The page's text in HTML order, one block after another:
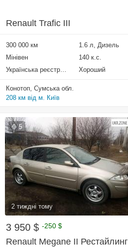
Renault Trafic III
300 000 км 1.6 л, Дизель
Мінівен
140 к.с.
Українська реєстрація
Хороший
Конотоп, Сумська обл.
208 км від м. Київ
5
2 тиждні тому
3 950 $ -250 $
Renault Megane II Рестайлинг